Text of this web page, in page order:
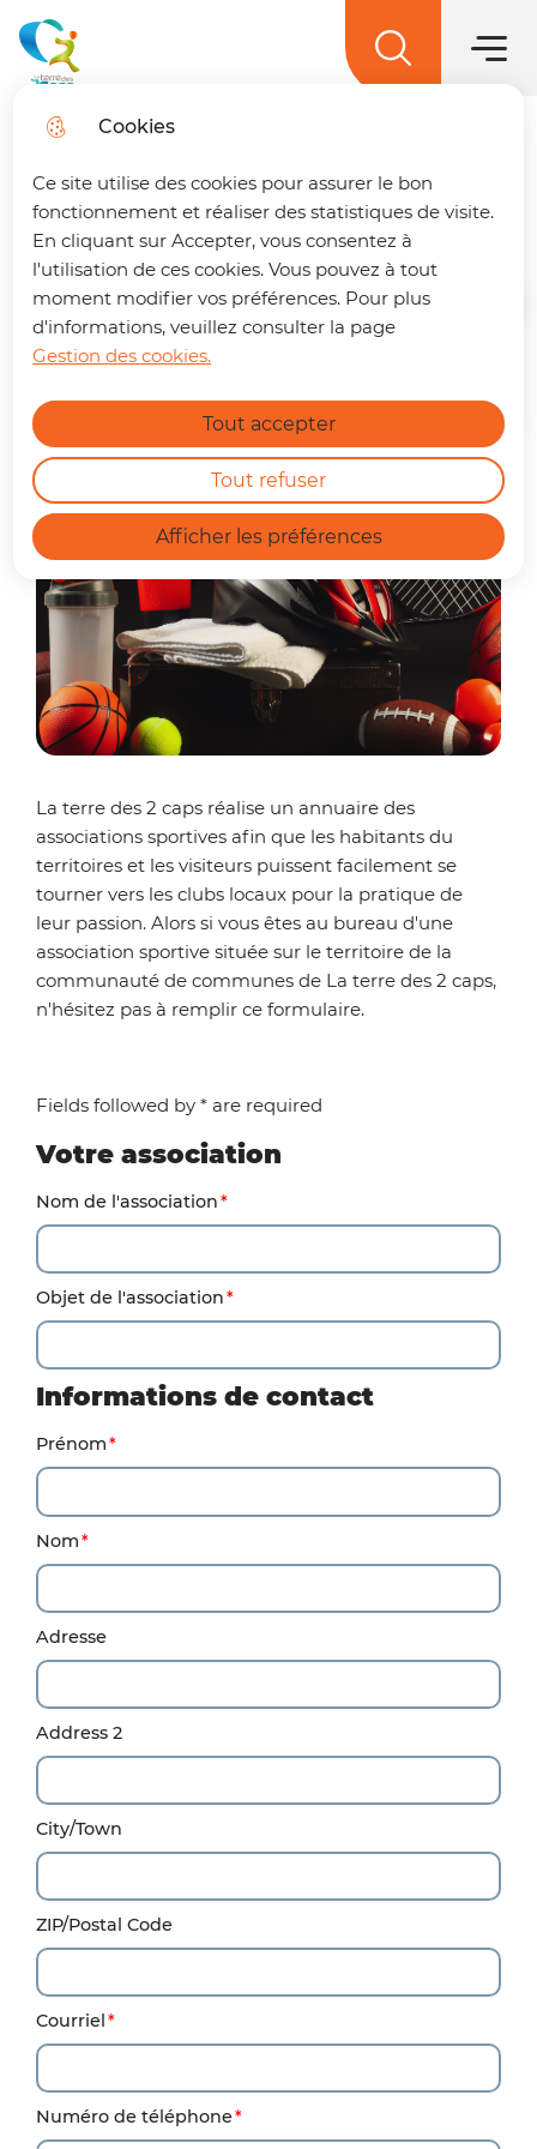
Cookies
Ce site utilise des cookies pour assurer le bon
fonctionnement et réaliser des statistiques de visite.
En cliquant sur Accepter, vous consentez à
l'utilisation de ces cookies. Vous pouvez à tout
moment modifier vos préférences. Pour plus
d'informations, veuillez consulter la page
Gestion des cookies.
Afficher les préférences
Tout accepter
Tout refuser
Zum
Menü
springen
Inhalt
Lageplan
springen
🚌 Vos déplacements simplifiés sur La
terre des 2 caps !Un trajet à préparer ?
Retrouvez dès maintenant notre nouvelle
page dédiée à la mobilité. En quelques clics,
vous pouvez :
Connaître l'horaire du prochain bus à
votre arrêt.
Consulter les tracés et fiches horaires
https://terredes2caps.fr/trouver-son-trajet
Find out more
La terre des 2 caps Menü
sportives
Figurez sur l'annuaire des
associations sportives
La terre des 2 caps réalise un annuaire des
associations sportives afin que les habitants du
territoires et les visiteurs puissent facilement se
tourner vers les clubs locaux pour la pratique de
leur passion. Alors si vous êtes au bureau d'une
association sportive située sur le territoire de la
communauté de communes de La terre des 2 caps,
n'hésitez pas à remplir ce formulaire.
Fields followed by * are required
Votre association
Nom de l'association
Objet de l'association
Informations de contact
Prénom
Nom
Adresse
Address 2
City/Town
ZIP/Postal Code
Courriel
Numéro de téléphone